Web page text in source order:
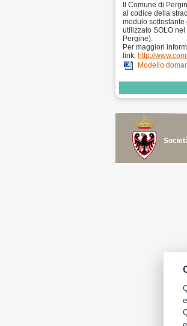
Il Comune di
al codice della
modulo
utilizzato SOLO
Pergine).
Per maggiori
link: http://
Modello